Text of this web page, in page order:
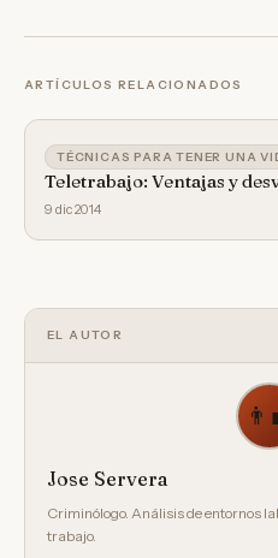
ARTÍCULOS RELACIONADOS
TÉCNICAS PARA TENER UNA
Teletrabajo: Ventajas y
9 dic 2014
EL AUTOR
Jose Servera
Criminólogo. Análisis de entornos
trabajo.